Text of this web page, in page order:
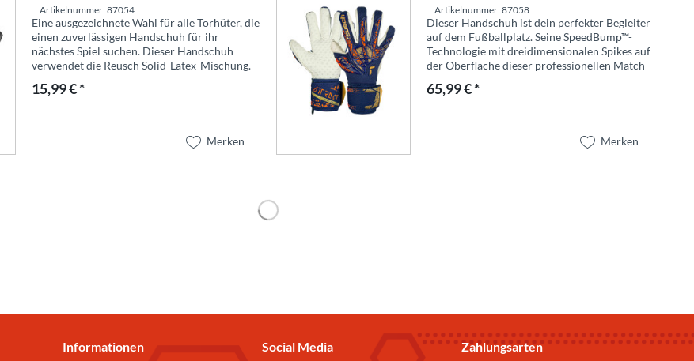
Artikelnummer: 87054
Eine ausgezeichnete Wahl für alle Torhüter, die
einen zuverlässigen Handschuh für ihr
nächstes Spiel suchen. Dieser Handschuh
verwendet die Reusch Solid-Latex-Mischung.
und eine hohe...
15,99 € *
Merken
Artikelnummer: 87058
Dieser Handschuh ist dein perfekter Begleiter
auf dem Fußballplatz. Seine SpeedBump™-
Technologie mit dreidimensionalen Spikes auf
der Oberfläche dieser professionellen Match-
und Ball für...
65,99 € *
Merken
Informationen Social Media Zahlungsarten